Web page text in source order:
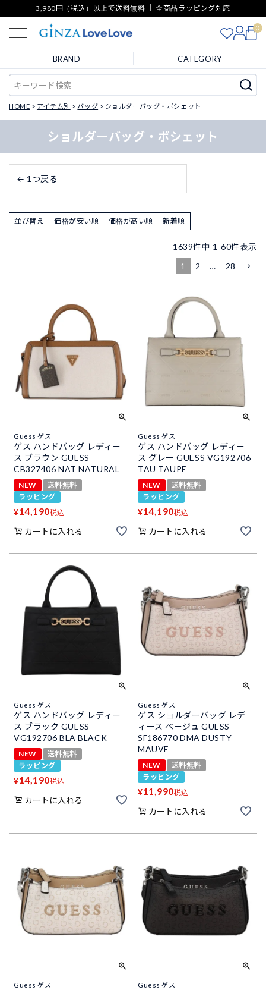
3,980円（税込）以上で送料無料 ｜ 全商品ラッピング対応
0
BRAND CATEGORY
HOME アイテム別 バッグ ショルダーバッグ・ポシェット
ショルダーバッグ・ポシェット
← 1つ戻る
並び替え 価格が安い順 価格が高い順 新着順
1639件中 1 -60件表示
1
2 … 28
Guess ゲス
ゲス ハンドバッグ レディー
ス ブラウン GUESS
CB327406 NAT NATURAL
NEW
送料無料
ラッピング
¥14,190税込
カートに入れる
Guess ゲス
ゲス ハンドバッグ レディー
ス グレー GUESS VG192706
TAU TAUPE
NEW
送料無料
ラッピング
¥14,190税込
カートに入れる
Guess ゲス
ゲス ハンドバッグ レディー
ス ブラック GUESS
VG192706 BLA BLACK
NEW
送料無料
ラッピング
¥14,190税込
カートに入れる
Guess ゲス
ゲス ショルダーバッグ レデ
ィース ベージュ GUESS
SF186770 DMA DUSTY
MAUVE
NEW
送料無料
ラッピング
¥11,990税込
カートに入れる
Guess ゲス Guess ゲス